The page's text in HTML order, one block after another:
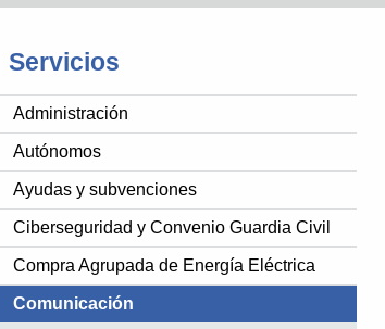
Servicios
Administración
Autónomos
Ayudas y subvenciones
Ciberseguridad y Convenio Guardia Civil
Compra Agrupada de Energía Eléctrica
Comunicación